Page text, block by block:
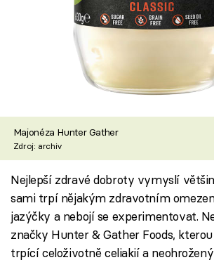
Majonéza Hunter Gather
Zdroj: archiv
Nejlepší zdravé dobroty vymyslí
sami trpí nějakým zdravotním
jazýčky a nebojí se experimentovat.
značky Hunter & Gather Foods,
trpící celoživotně celiakií a